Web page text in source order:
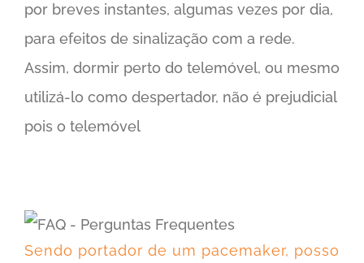
por breves instantes, algumas vezes por dia,
para efeitos de sinalização com a rede.
Assim, dormir perto do telemóvel, ou mesmo
utilizá-lo como despertador, não é prejudicial
pois o telemóvel
Sendo portador de um pacemaker, posso